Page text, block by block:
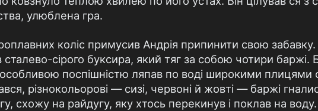
улюблена гра.
колiс примусив Андрiя припинити свою
сталево-сiрого буксира, який тяг за собою чотири баржi.
поспiшнiстю ляпав по водi широкими плицями
рiзнокольоровi — сизi, червонi й жовтi — баржi
схожу на райдугу, яку хтось перекинув i поклав на